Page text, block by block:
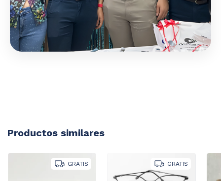
Productos similares
GRATIS GRATIS